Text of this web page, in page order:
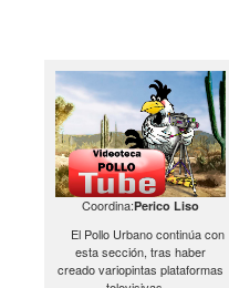
Coordina:Perico Liso
El Pollo Urbano continúa con
esta sección, tras haber
creado variopintas plataformas